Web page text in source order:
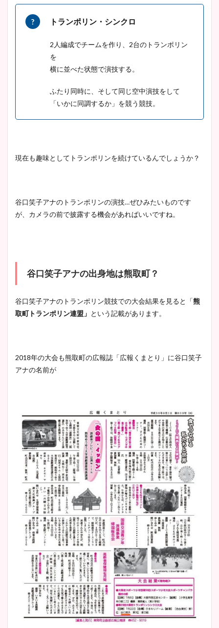
トランポリン・シンクロ
2人編成でチームを作り、2台のトランポリン
を
横に並べた状態で演技する。
ふたり同時に、そして同じ空中演技をして
「いかに同調するか」を競う競技。
現在も趣味としてトランポリンを続けているんでしょうか？
谷口笑子アナのトランポリンの演技…ぜひみたいものです
が、カメラの前で披露する機会があればいいですね。
谷口笑子アナの出身地は熊取町？
谷口笑子アナのトランポリン競技での大会結果を見ると「熊
取町トランポリン連盟」 という記載があります。
2018年の大会も熊取町の広報誌「広報くまとり」に谷口笑子
アナの名前が